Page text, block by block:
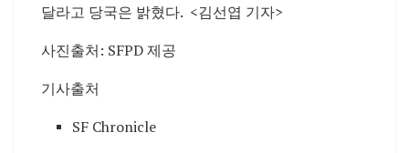
달라고 당국은 밝혔다. <김선엽 기자>
사진출처: SFPD 제공
기사출처
SF Chronicle